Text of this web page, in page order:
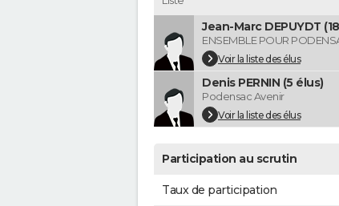
Jean-Marc DEPUYDT
ENSEMBLE POUR
Voir la liste des élus
Denis PERNIN (5 élus)
Podensac Avenir
Voir la liste des élus
Participation au scrutin
Taux de participation